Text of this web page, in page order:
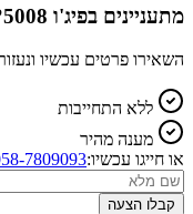
מתעניינים בפיג'ו 5008
השאירו פרטים עכשיו
ללא התחייבות
מענה מהיר
או חייגו עכשיו:7809093
קבלו הצעה